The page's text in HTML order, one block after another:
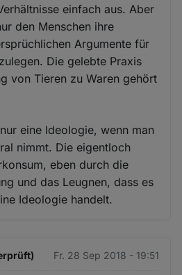
einfach aus. Aber
den Menschen ihre
Argumente für
Die gelebte Praxis
von Tieren zu Waren gehört
eine Ideologie, wenn man
nimmt. Die eigentloch
eben durch die
und das Leugnen, dass es
Ideologie handelt.
Fr. 28 Sep 2018 - 19:51